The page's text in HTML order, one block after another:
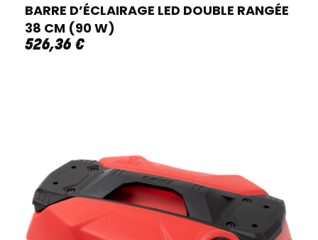
BARRE D’ÉCLAIRAGE LED DOUBLE RANGÉE
38 CM (90 W)
526,36 €